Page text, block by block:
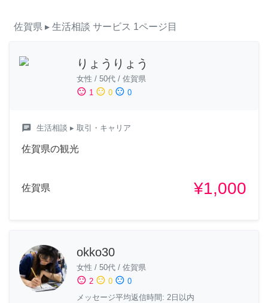
佐賀県 ▸ 生活相談 サービス 1ページ目
りょうりょう
女性 / 50代 / 佐賀県
sentiment_satisfied 1 sentiment_neutral 0 sentiment_dissatisfied 0
chat 生活相談 ▸ 取引・キャリア
佐賀県の観光
佐賀県 ¥1,000
okko30
女性 / 50代 / 佐賀県
sentiment_satisfied 2 sentiment_neutral 0 sentiment_dissatisfied 0
メッセージ平均返信時間: 2日以内